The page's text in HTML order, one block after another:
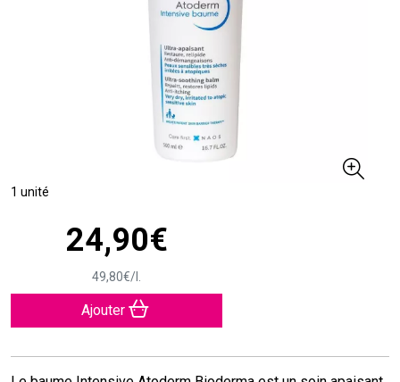
1 unité
24,90€
49,80€/
Ajouter